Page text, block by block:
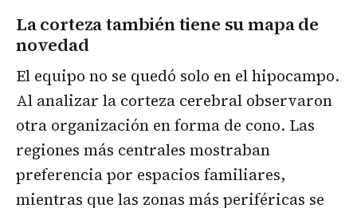
La corteza también tiene su mapa de
novedad
El equipo no se quedó solo en el hipocampo.
Al analizar la corteza cerebral observaron
otra organización en forma de cono. Las
regiones más centrales mostraban
preferencia por espacios familiares,
mientras que las zonas más periféricas se